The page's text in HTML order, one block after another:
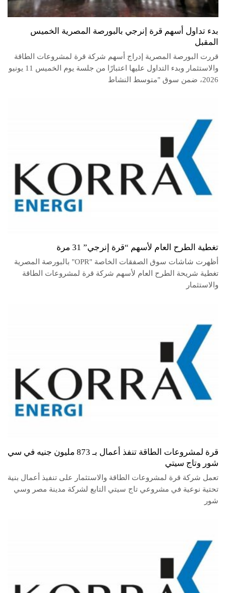
بدء تداول أسهم قرة إنرجي بالبورصة المصرية الخميس
المقبل
قررت البورصة المصرية إدراج أسهم شركة قرة لمشروعات الطاقة
والاستثمار وبدء التداول عليها اعتبارًا من جلسة يوم الخميس 11 يونيو
2026، ضمن سوق "متوسط النشاط
تغطية الطرح العام لأسهم “قرة إنرجي” 31 مرة
أظهرت شاشات سوق الصفقات الخاصة "OPR" بالبورصة المصرية
تغطية شريحة الطرح العام لأسهم شركة قرة لمشروعات الطاقة
والاستثمار
قرة لمشروعات الطاقة تنفذ أعمال بـ 873 مليون جنيه في سي
شور وتاج سيتي
تعمل شركة قرة لمشروعات الطاقة والاستثمار على تنفيذ أعمال بنية
تحتية نوعية في مشروعي تاج سيتي التابع لشركة مدينة مصر وسي
شور